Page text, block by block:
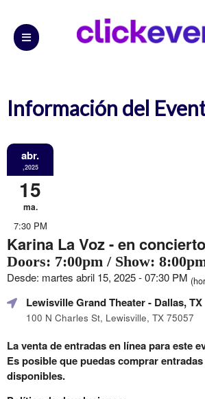
Información del
abr.
,2025
15
ma.
7:30 PM
Karina La Voz - en
Doors: 7:00pm / Show:
Desde: martes abril 15, 2025 - 07:30 PM
Lewisville Grand Theater- Dallas, TX
100 N Charles St, Lewisville, TX 75057
La venta de entradas en línea para este
Es posible que puedas comprar
disponibles.